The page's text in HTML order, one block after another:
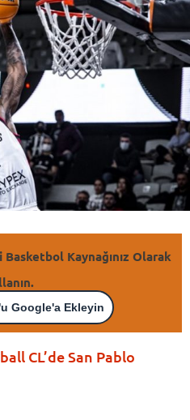
Basketbol Kaynağınız Olarak
Google'a Ekleyin
CL’de San Pablo